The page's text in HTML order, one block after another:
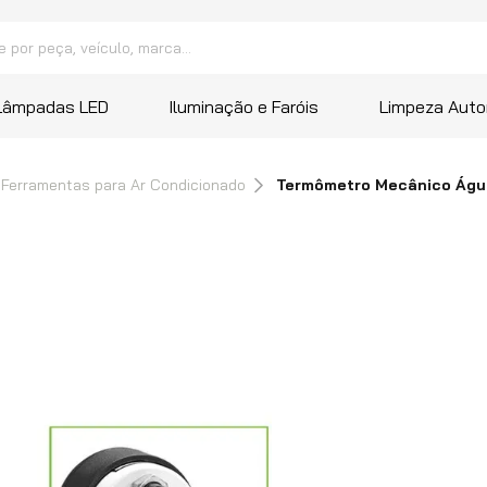
LED Iluminação e Faróis Limpeza
Ferramentas para Ar Condicionado Termômetro Mecânico